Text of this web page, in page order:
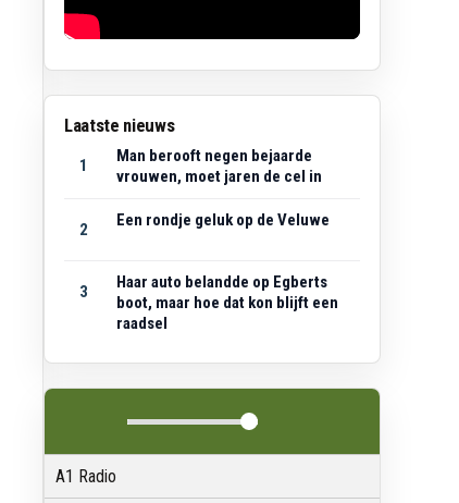
Laatste nieuws
1
Man berooft negen bejaarde
vrouwen, moet jaren de cel in
2 Een rondje geluk op de Veluwe
3
Haar auto belandde op Egberts
boot, maar hoe dat kon blijft een
raadsel
A1 Radio